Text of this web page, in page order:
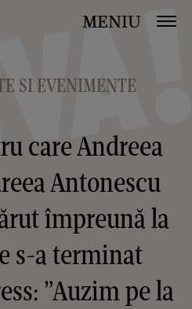
MENIU
SI EVENIMENTE
care Andreea
Antonescu
împreună la
s-a terminat
”Auzim pe la